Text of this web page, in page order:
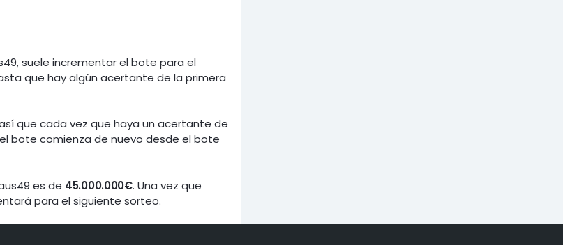
suele incrementar el bote para el
que hay algún acertante de la primera
que cada vez que haya un acertante de
bote comienza de nuevo desde el bote
es de 45.000.000€. Una vez que
para el siguiente sorteo.